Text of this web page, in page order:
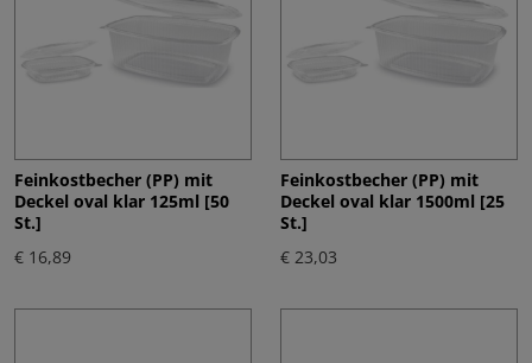
Feinkostbecher (PP) mit
Deckel oval klar 125ml [50
St.]
€ 16,89
Feinkostbecher (PP) mit
Deckel oval klar 1500ml [25
St.]
€ 23,03